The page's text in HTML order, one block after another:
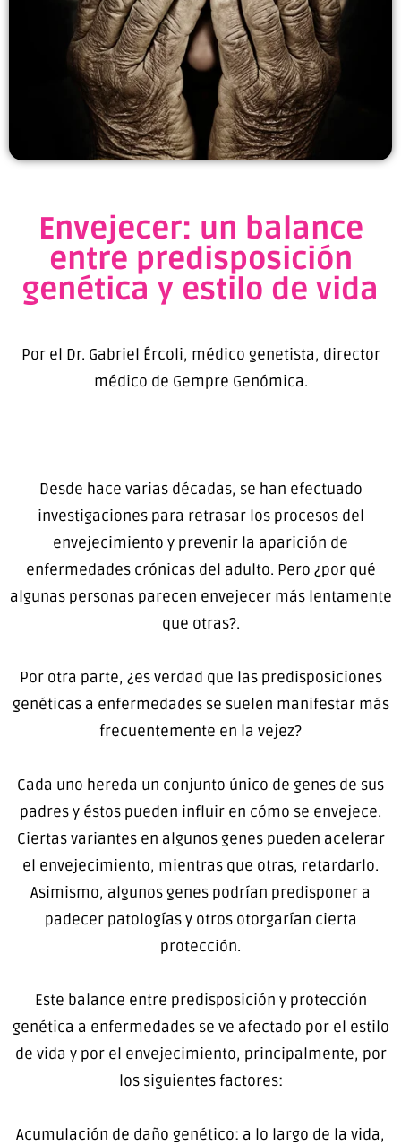
Envejecer: un balance
entre predisposición
genética y estilo de vida
Por el Dr. Gabriel Ércoli, médico genetista, director
médico de Gempre Genómica.
Desde hace varias décadas, se han efectuado
investigaciones para retrasar los procesos del
envejecimiento y prevenir la aparición de
enfermedades crónicas del adulto. Pero ¿por qué
algunas personas parecen envejecer más lentamente
que otras?.
Por otra parte, ¿es verdad que las predisposiciones
genéticas a enfermedades se suelen manifestar más
frecuentemente en la vejez?
Cada uno hereda un conjunto único de genes de sus
padres y éstos pueden influir en cómo se envejece.
Ciertas variantes en algunos genes pueden acelerar
el envejecimiento, mientras que otras, retardarlo.
Asimismo, algunos genes podrían predisponer a
padecer patologías y otros otorgarían cierta
protección.
Este balance entre predisposición y protección
genética a enfermedades se ve afectado por el estilo
de vida y por el envejecimiento, principalmente, por
los siguientes factores:
Acumulación de daño genético: a lo largo de la vida,